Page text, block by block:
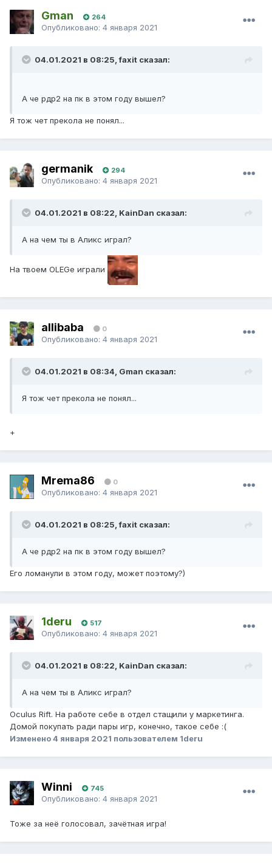
Gman 264
Опубликовано: 4 января 2021
04.01.2021 в 08:25, faxit сказал:
А че рдр2 на пк в этом году вышел?
Я тож чет прекола не понял...
germanik 294
Опубликовано: 4 января 2021
04.01.2021 в 08:22, KainDan сказал:
А на чем ты в Аликс играл?
На твоем OLEGe играли
allibaba 0
Опубликовано: 4 января 2021
04.01.2021 в 08:34, Gman сказал:
Я тож чет прекола не понял...
+
Mrema86 0
Опубликовано: 4 января 2021
04.01.2021 в 08:25, faxit сказал:
А че рдр2 на пк в этом году вышел?
Его ломанули в этом году, может поэтому?)
1deru 517
Опубликовано: 4 января 2021
04.01.2021 в 08:22, KainDan сказал:
А на чем ты в Аликс играл?
Oculus Rift. На работе себе в отдел стащили у маркетинга.
Домой покупать ради пары игр, конечно, такое себе :(
Изменено4 января 2021 пользователем 1deru
Winni 745
Опубликовано: 4 января 2021
Тоже за неё голосовал, зачётная игра!